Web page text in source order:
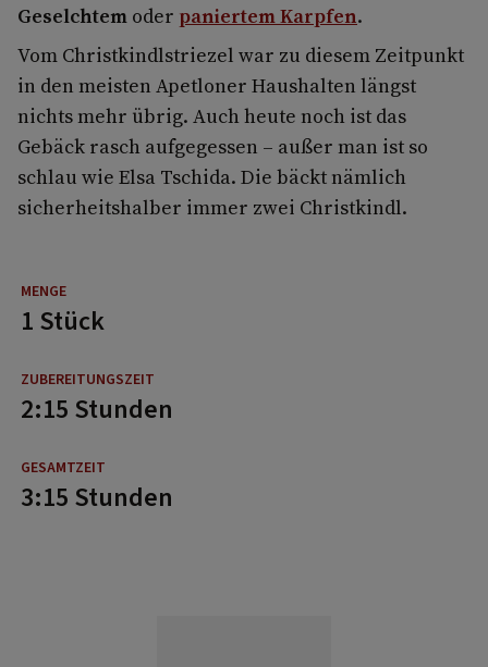
Geselchtem oder paniertem Karpfen.
Vom Christkindlstriezel war zu diesem Zeitpunkt
in den meisten Apetloner Haushalten längst
nichts mehr übrig. Auch heute noch ist das
Gebäck rasch aufgegessen – außer man ist so
schlau wie Elsa Tschida. Die bäckt nämlich
sicherheitshalber immer zwei Christkindl.
1 Stück
2:15 Stunden
3:15 Stunden